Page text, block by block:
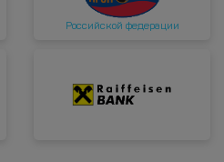
Российской федерации